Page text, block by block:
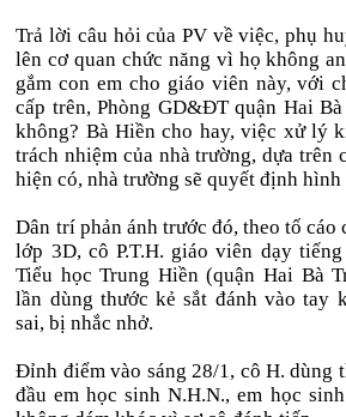
Trả lời câu hỏi của PV về việc, phụ
lên cơ quan chức năng vì họ không
gắm con em cho giáo viên này, với
cấp trên, Phòng GD&ĐT quận Hai
không? Bà Hiền cho hay, việc xử lý
trách nhiệm của nhà trường, dựa trên
hiện có, nhà trường sẽ quyết định
Dân trí phản ánh trước đó, theo tố cáo
lớp 3D, cô P.T.H. giáo viên dạy
Tiểu học Trung Hiền (quận Hai Bà
lần dùng thước kẻ sắt đánh vào tay
sai, bị nhắc nhở.
Đỉnh điểm vào sáng 28/1, cô H. dùng
đầu em học sinh N.H.N., em học